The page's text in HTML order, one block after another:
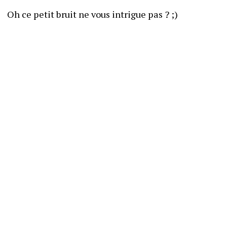
Oh ce petit bruit ne vous intrigue pas ? ;)